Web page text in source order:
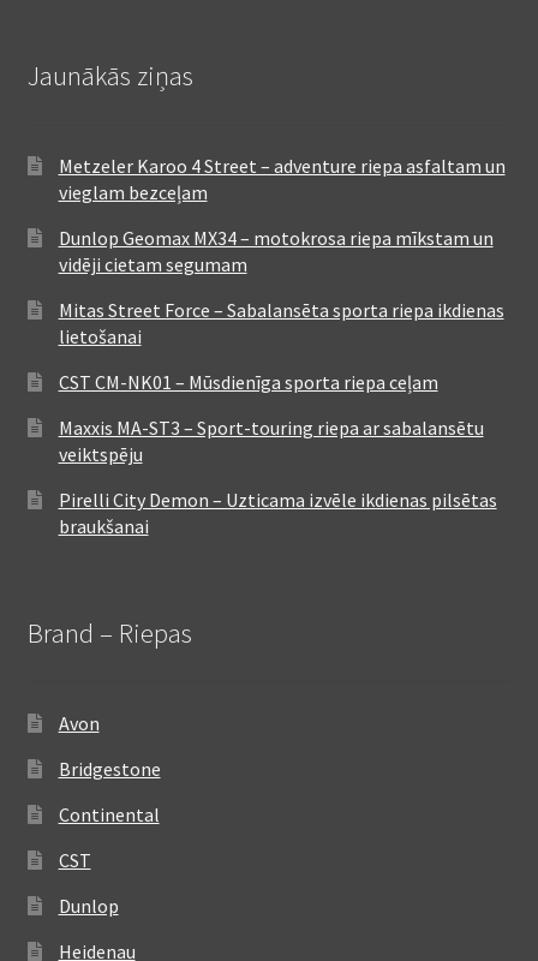
Jaunākās ziņas
Metzeler Karoo 4 Street – adventure riepa asfaltam un
vieglam bezceļam
Dunlop Geomax MX34 – motokrosa riepa mīkstam un
vidēji cietam segumam
Mitas Street Force – Sabalansēta sporta riepa ikdienas
lietošanai
CST CM-NK01 – Mūsdienīga sporta riepa ceļam
Maxxis MA-ST3 – Sport-touring riepa ar sabalansētu
veiktspēju
Pirelli City Demon – Uzticama izvēle ikdienas pilsētas
braukšanai
Brand – Riepas
Avon
Bridgestone
Continental
CST
Dunlop
Heidenau